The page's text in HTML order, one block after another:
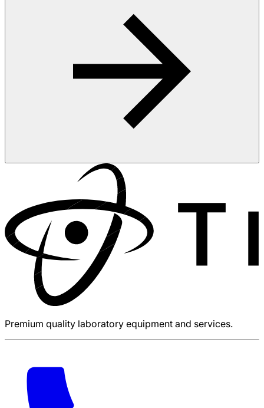
Premium quality laboratory equipment and services.